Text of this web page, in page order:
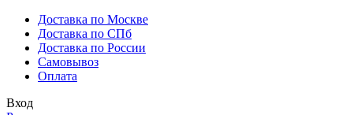
Доставка по Москве
Доставка по СПб
Доставка по России
Самовывоз
Оплата
Вход